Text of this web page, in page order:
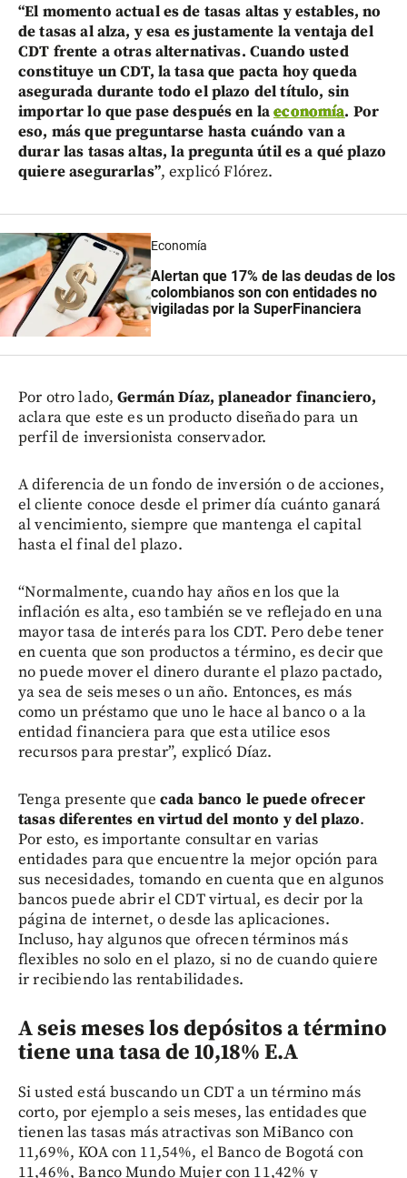
“El momento actual es de tasas altas y estables, no
de tasas al alza, y esa es justamente la ventaja del
CDT frente a otras alternativas. Cuando usted
constituye un CDT, la tasa que pacta hoy queda
asegurada durante todo el plazo del título, sin
importar lo que pase después en laeconomía. Por
eso, más que preguntarse hasta cuándo van a
durar las tasas altas, la pregunta útil es a qué plazo
quiere asegurarlas”, explicó Flórez.
Economía
Alertan que 17% de las deudas de los
colombianos son con entidades no
vigiladas por la SuperFinanciera
Por otro lado,Germán Díaz, planeador financiero,
aclara que este es un producto diseñado para un
perfil de inversionista conservador.
A diferencia de un fondo de inversión o de acciones,
el cliente conoce desde el primer día cuánto ganará
al vencimiento, siempre que mantenga el capital
hasta el final del plazo.
“Normalmente, cuando hay años en los que la
inflación es alta, eso también se ve reflejado en una
mayor tasa de interés para los CDT. Pero debe tener
en cuenta que son productos a término, es decir que
no puede mover el dinero durante el plazo pactado,
ya sea de seis meses o un año. Entonces, es más
como un préstamo que uno le hace al banco o a la
entidad financiera para que esta utilice esos
recursos para prestar”, explicó Díaz.
Tenga presente que cada banco le puede ofrecer
tasas diferentes en virtud del monto y del plazo.
Por esto, es importante consultar en varias
entidades para que encuentre la mejor opción para
sus necesidades, tomando en cuenta que en algunos
bancos puede abrir el CDT virtual, es decir por la
página de internet, o desde las aplicaciones.
Incluso, hay algunos que ofrecen términos más
flexibles no solo en el plazo, si no de cuando quiere
ir recibiendo las rentabilidades.
A seis meses los depósitos a término
tiene una tasa de 10,18% E.A
Si usted está buscando un CDT a un término más
corto, por ejemplo a seis meses, las entidades que
tienen las tasas más atractivas son MiBanco con
11,69%, KOA con 11,54%, el Banco de Bogotá con
11,46%, Banco Mundo Mujer con 11,42% y